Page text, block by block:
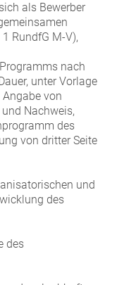
als Bewerber
RundfG M-V),
nach
unter Vorlage
von
Nachweis,
des
von dritter Seite
und
des
des